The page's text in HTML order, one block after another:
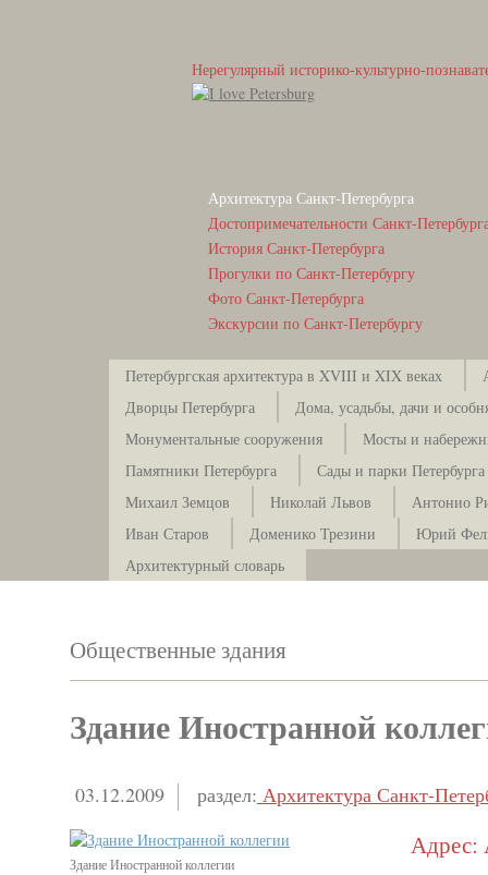
Нерегулярный историко-культурно-
Архитектура Санкт-Петербурга
Достопримечательности Санкт-
История Санкт-Петербурга
Прогулки по Санкт-Петербургу
Фото Санкт-Петербурга
Экскурсии по Санкт-Петербургу
Петербургская архитектура в XVIII и XIX веках
Дворцы Петербурга
Дома, усадьбы, дачи и
Монументальные сооружения
Мосты и
Памятники Петербурга
Сады и парки Петербурга
Михаил Земцов
Николай Львов
Антонио
Иван Старов
Доменико Трезини
Юрий
Архитектурный словарь
Общественные здания
Здание Иностранной
03.12.2009 раздел: Архитектура Санкт-
Здание Иностранной коллегии
Адрес: